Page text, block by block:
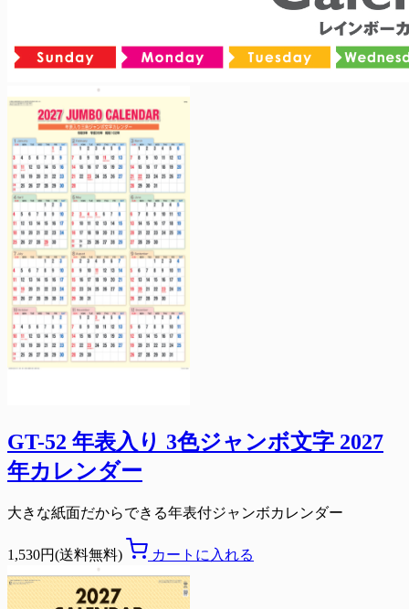
GT-52 年表入り 3色ジャンボ文字 2027
年カレンダー
大きな紙面だからできる年表付ジャンボカレンダー
1,530円(送料無料) カートに入れる